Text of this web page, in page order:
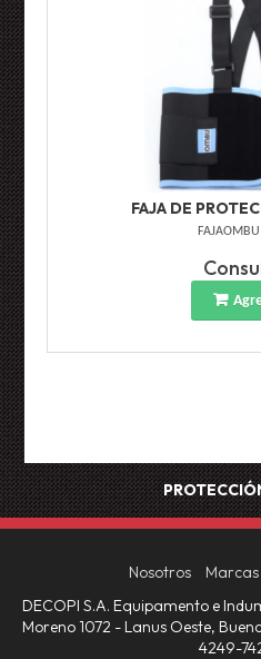
FAJA DE
FAJAOMBU
Nosotros Marcas
DECOPI S.A. Equipamento e
Moreno 1072 - Lanus Oeste,
4249-